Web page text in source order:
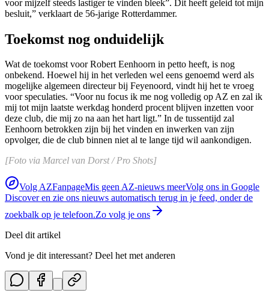
voor mijzelf steeds lastiger te vinden bleek”. Dit heeft geleid tot mijn
besluit,” verklaart de 56-jarige Rotterdammer.
Toekomst nog onduidelijk
Wat de toekomst voor Robert Eenhoorn in petto heeft, is nog
onbekend. Hoewel hij in het verleden wel eens genoemd werd als
mogelijke algemeen directeur bij Feyenoord, vindt hij het te vroeg
voor speculaties. “Voor nu focus ik me nog volledig op AZ en zal ik
mij tot mijn laatste werkdag honderd procent blijven inzetten voor
deze club, die mij zo na aan het hart ligt.” In de tussentijd zal
Eenhoorn betrokken zijn bij het vinden en inwerken van zijn
opvolger, die de club binnen niet al te lange tijd wil aankondigen.
[Foto via Marcel van Dorst / Pro Shots]
Volg AZFanpageMis geen AZ-nieuws meerVolg ons in Google
Discover en zie ons nieuws automatisch terug in je feed, onder de
zoekbalk op je telefoon.Zo volg je ons
Deel dit artikel
Vond je dit interessant? Deel het met anderen